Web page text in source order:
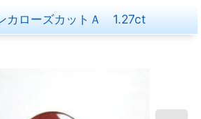
カローズカットＡ 1.27ct